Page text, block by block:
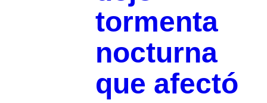
tormenta
nocturna
que afectó